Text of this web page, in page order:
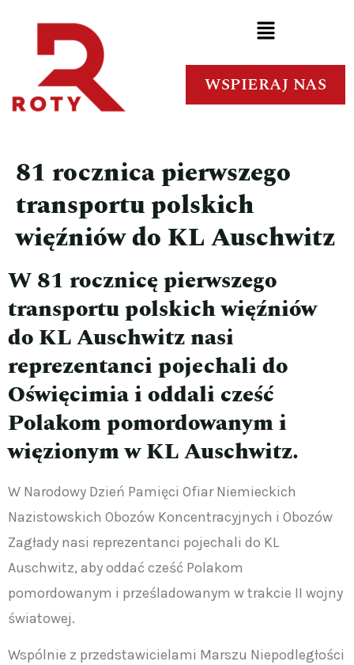
WSPIERAJ NAS
81 rocznica pierwszego
transportu polskich
więźniów do KL Auschwitz
W 81 rocznicę pierwszego
transportu polskich więźniów
do KL Auschwitz nasi
reprezentanci pojechali do
Oświęcimia i oddali cześć
Polakom pomordowanym i
więzionym w KL Auschwitz.
W Narodowy Dzień Pamięci Ofiar Niemieckich
Nazistowskich Obozów Koncentracyjnych i Obozów
Zagłady nasi reprezentanci pojechali do KL
Auschwitz, aby oddać cześć Polakom
pomordowanym i prześladowanym w trakcie II wojny
światowej.
Wspólnie z przedstawicielami Marszu Niepodległości